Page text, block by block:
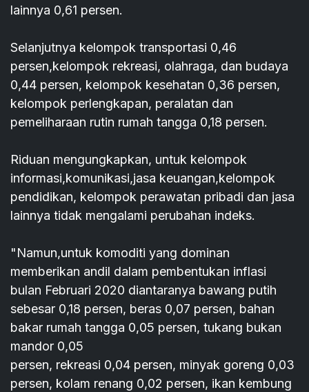
lainnya 0,61 persen.
Selanjutnya kelompok transportasi 0,46
persen,kelompok rekreasi, olahraga, dan budaya
0,44 persen, kelompok kesehatan 0,36 persen,
kelompok perlengkapan, peralatan dan
pemeliharaan rutin rumah tangga 0,18 persen.
Riduan mengungkapkan, untuk kelompok
informasi,komunikasi,jasa keuangan,kelompok
pendidikan, kelompok perawatan pribadi dan jasa
lainnya tidak mengalami perubahan indeks.
"Namun,untuk komoditi yang dominan
memberikan andil dalam pembentukan inflasi
bulan Februari 2020 diantaranya bawang putih
sebesar 0,18 persen, beras 0,07 persen, bahan
bakar rumah tangga 0,05 persen, tukang bukan
mandor 0,05
persen, rekreasi 0,04 persen, minyak goreng 0,03
persen, kolam renang 0,02 persen, ikan kembung